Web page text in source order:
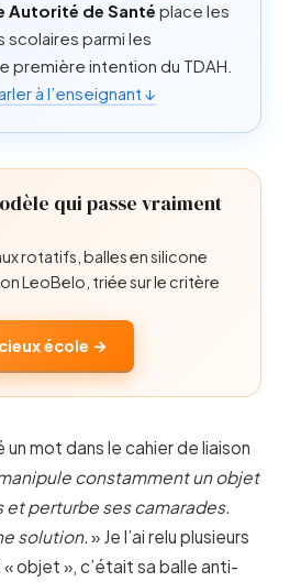
Autorité de Santé place les
scolaires parmi les
première intention du TDAH.
à l’enseignant ↓
qui passe vraiment
rotatifs, balles en silicone
LeoBelo, triée sur le critère
école →
un mot dans le cahier de liaison
constamment un objet
et perturbe ses camarades.
solution.» Je l’ai relu plusieurs
objet », c’était sa balle anti-